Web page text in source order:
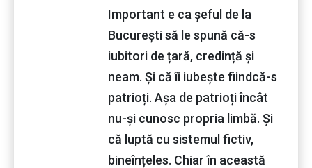
Important e ca șeful de la
București să le spună că-s
iubitori de țară, credință și
neam. Și că îi iubește fiindcă-s
patrioți. Așa de patrioți încât
nu-și cunosc propria limbă. Și
că luptă cu sistemul fictiv,
bineînțeles. Chiar în această